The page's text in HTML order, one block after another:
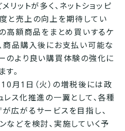
リットが多く、ネットショッピ
と売上の向上を期待してい
の高額商品をまとめ買いするケ
商品購入後にお支払い可能な
のより良い購買体験の強化に
。
月1日（火）の増税後には政
ス化推進の一翼として、各種
が広がるサービスを目指し、
などを検討、実施していく予